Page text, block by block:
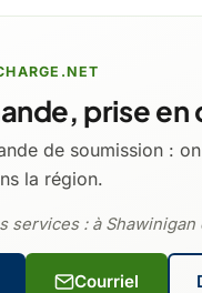
prise
de soumission :
la région.
services : à
Courriel